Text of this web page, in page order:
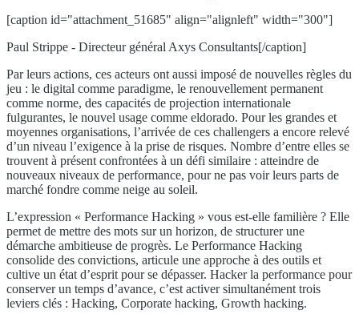
[caption id="attachment_51685" align="alignleft" width="300"]
Paul Strippe - Directeur général Axys Consultants[/caption]
Par leurs actions, ces acteurs ont aussi imposé de nouvelles règles du
jeu : le digital comme paradigme, le renouvellement permanent
comme norme, des capacités de projection internationale
fulgurantes, le nouvel usage comme eldorado. Pour les grandes et
moyennes organisations, l’arrivée de ces challengers a encore relevé
d’un niveau l’exigence à la prise de risques. Nombre d’entre elles se
trouvent à présent confrontées à un défi similaire : atteindre de
nouveaux niveaux de performance, pour ne pas voir leurs parts de
marché fondre comme neige au soleil.
L’expression « Performance Hacking » vous est-elle familière ? Elle
permet de mettre des mots sur un horizon, de structurer une
démarche ambitieuse de progrès. Le Performance Hacking
consolide des convictions, articule une approche à des outils et
cultive un état d’esprit pour se dépasser. Hacker la performance pour
conserver un temps d’avance, c’est activer simultanément trois
leviers clés : Hacking, Corporate hacking, Growth hacking.